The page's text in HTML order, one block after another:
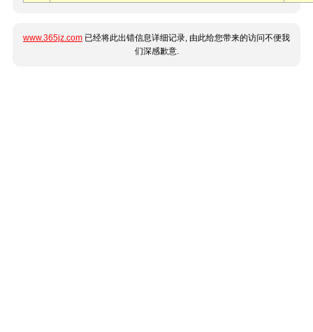
www.365jz.com 已经将此出错信息详细记录, 由此给您带来的访问不便我
们深感歉意.